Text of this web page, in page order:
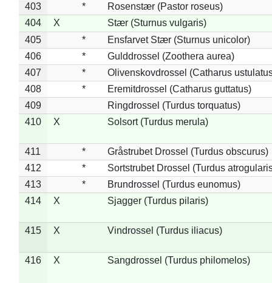
403 *
Rosenstær (Pastor roseus)
404
X
Stær (Sturnus vulgaris)
405
*
Ensfarvet Stær (Sturnus unicolor)
406
*
Gulddrossel (Zoothera aurea)
407
*
Olivenskovdrossel (Catharus
408
*
Eremitdrossel (Catharus guttatus)
409
Ringdrossel (Turdus torquatus)
410
X Solsort (Turdus merula)
411 *
Gråstrubet Drossel (Turdus obscurus)
412
*
Sortstrubet Drossel (Turdus
413
*
Brundrossel (Turdus eunomus)
414
X Sjagger (Turdus pilaris)
415 X Vindrossel (Turdus iliacus)
416 X Sangdrossel (Turdus philomelos)